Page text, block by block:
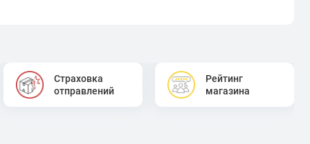
Страховка
отправлений
Рейтинг
магазина